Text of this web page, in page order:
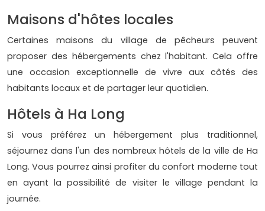
Maisons d'hôtes locales
Certaines maisons du village de pêcheurs peuvent
proposer des hébergements chez l'habitant. Cela offre
une occasion exceptionnelle de vivre aux côtés des
habitants locaux et de partager leur quotidien.
Hôtels à Ha Long
Si vous préférez un hébergement plus traditionnel,
séjournez dans l'un des nombreux hôtels de la ville de Ha
Long. Vous pourrez ainsi profiter du confort moderne tout
en ayant la possibilité de visiter le village pendant la
journée.